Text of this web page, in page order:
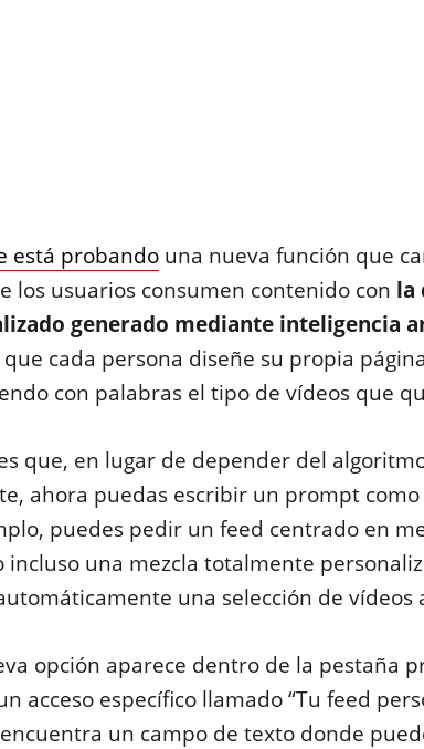
está probandouna nueva función que
los usuarios consumen contenido con la
generado mediante inteligencia
cada persona diseñe su propia
con palabras el tipo de vídeos que
que, en lugar de depender del
ahora puedas escribir un prompt
puedes pedir un feed centrado en
incluso una mezcla totalmente
una selección de vídeos
opción aparece dentro de la pestaña
acceso específico llamado “Tu feed
un campo de texto donde